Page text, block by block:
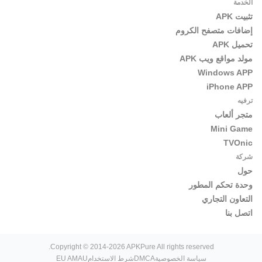
الخدمة
تثبيت APK
إضافات متصفح الكروم
تحميل APK
مولد مواقع ويب APK
Windows APP
iPhone APP
ترفيه
متجر ألعاب
Mini Game
TVOnic
شركة
حول
وحدة تحكم المطور
التعاون التجاري
اتصل بنا
Copyright © 2014-2026 APKPure All rights reserved.
سياسة الخصوصيةDMCAشرط الاستخدامEU AMAU